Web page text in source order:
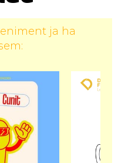
ja ha